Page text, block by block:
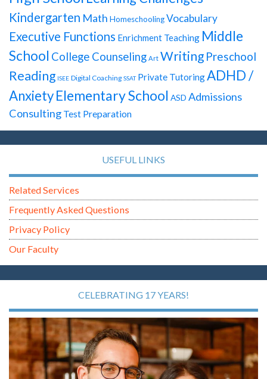
Kindergarten Math HomeschoolingVocabulary
Executive Functions Enrichment Teaching Middle
School College Counseling Art Writing Preschool
Reading ISEE Digital Coaching SSAT Private TutoringADHD /
AnxietyElementary School ASD Admissions
Consulting Test Preparation
USEFUL LINKS
Related Services
Frequently Asked Questions
Privacy Policy
Our Faculty
CELEBRATING 17 YEARS!